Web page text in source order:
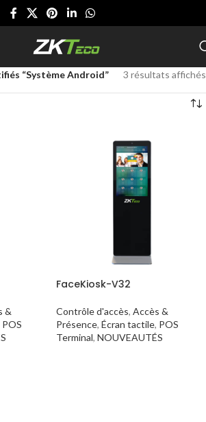
“Système Android” 3 résultats affichés
&
POS
FaceKiosk-V32
Contrôle d'accès, Accès &
Présence, Écran tactile, POS
Terminal, NOUVEAUTÉS